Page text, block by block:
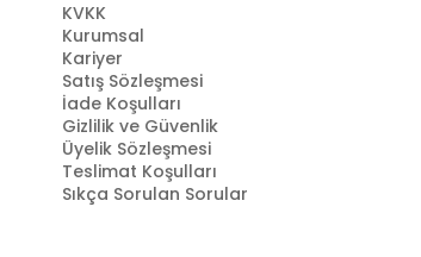
KVKK
Kurumsal
Kariyer
Satış Sözleşmesi
İade Koşulları
Gizlilik ve Güvenlik
Üyelik Sözleşmesi
Teslimat Koşulları
Sıkça Sorulan Sorular